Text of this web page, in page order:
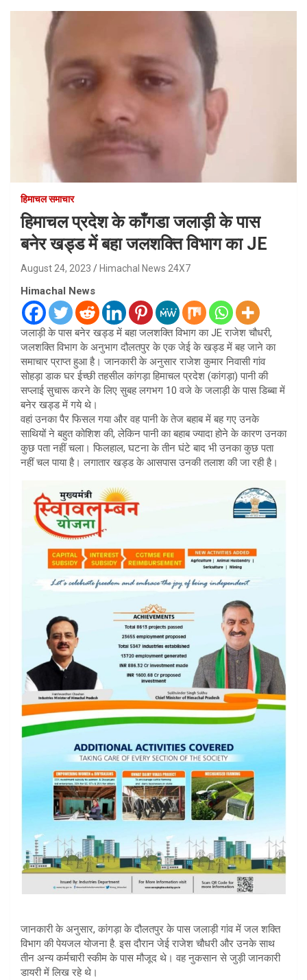
हिमाचल समाचार
हिमाचल प्रदेश के काँगडा जलाड़ी के पास
बनेर खड्ड में बहा जलशक्ति विभाग का JE
August 24, 2023 Himachal News 24X7
Himachal News
जलाड़ी के पास बनेर खड्ड में बहा जलशक्ति विभाग का JE राजेश चौधरी,
जलशक्ति विभाग के अनुभाग दौलतपुर के एक जेई के खड्ड में बह जाने का
समाचार प्राप्त हुआ है। जानकारी के अनुसार राजेश कुमार निवासी गांव
सोहड़ा डाक घर ईच्छी तहसील कांगड़ा हिमाचल प्रदेश (कांगड़ा) पानी की
सप्लाई सुचारू करने के लिए सुबह लगभग 10 वजे के जलाड़ी के पास डिब्बा में
बनेर खड्ड में गये थे।
वहां उनका पैर फिसल गया और वह पानी के तेज बहाब में बह गए उनके
साथियों ने बहुत कोशिश की, लेकिन पानी का बहाब ज्यादा होने के कारण उनका
कुछ पता नहीं चला। फिलहाल, घटना के तीन घंटे बाद भी उनका कुछ पता
नहीं चल पाया है। लगातार खड्ड के आसपास उनकी तलाश की जा रही है।
जानकारी के अनुसार, कांगड़ा के दौलतपुर के पास जलाड़ी गांव में जल शक्ति
विभाग की पेयजल योजना है. इस दौरान जेई राजेश चौधरी और उनके साथ
तीन अन्य कर्मचारी स्कीम के पास मौजूद थे। वह नुकसान से जुड़ी जानकारी
डायरी में लिख रहे थे।